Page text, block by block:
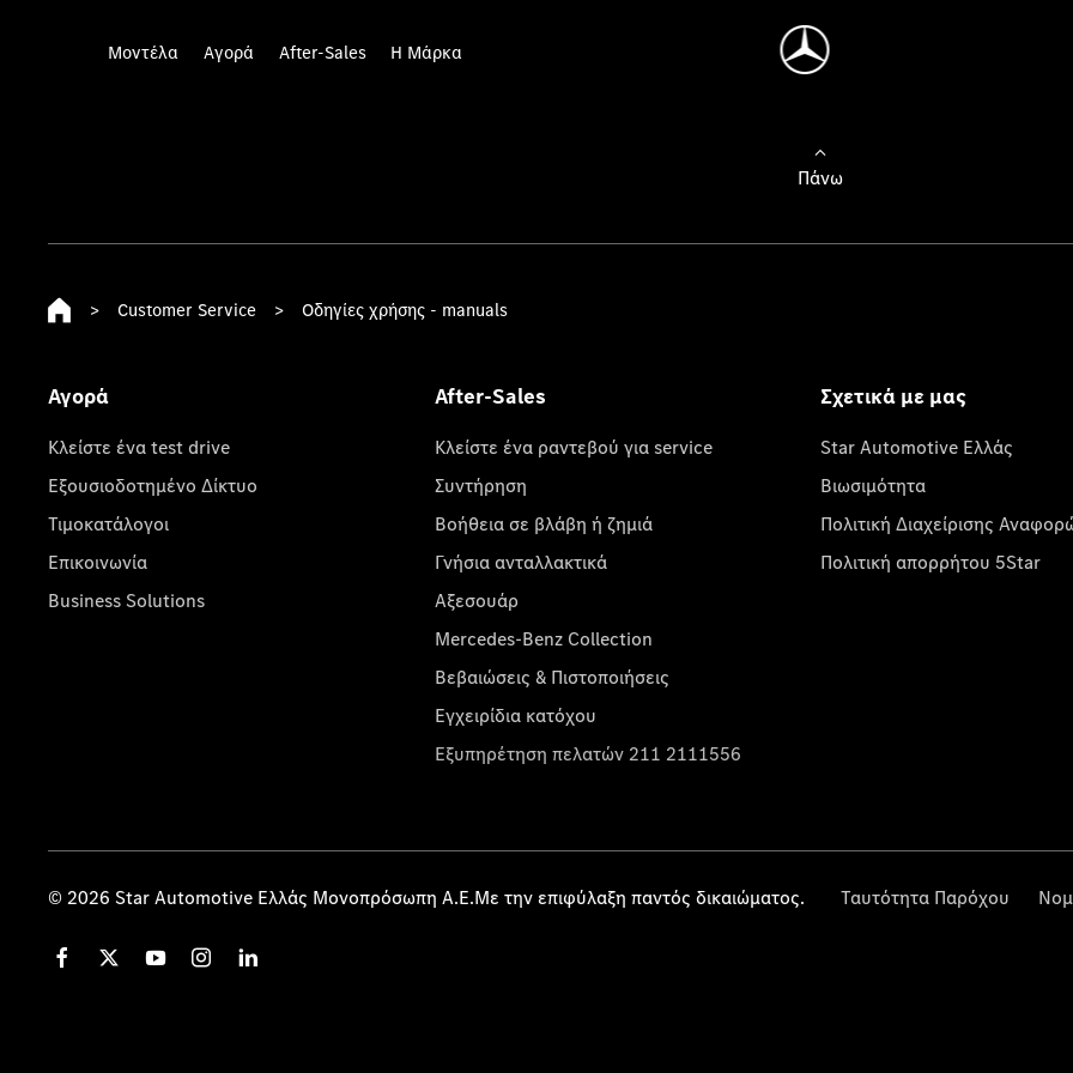
Μοντέλα Αγορά After-Sales Η Μάρκα
Πάνω
> Customer Service > Οδηγίες χρήσης - manuals
Αγορά
Κλείστε ένα test drive
Εξουσιοδοτημένο Δίκτυο
Τιμοκατάλογοι
Επικοινωνία
Business Solutions
After-Sales
Κλείστε ένα ραντεβού για service
Συντήρηση
Βοήθεια σε βλάβη ή ζημιά
Γνήσια ανταλλακτικά
Αξεσουάρ
Mercedes-Benz Collection
Βεβαιώσεις & Πιστοποιήσεις
Εγχειρίδια κατόχου
Εξυπηρέτηση πελατών 211 2111556
Σχετικά με μας
Star Automotive Ελλάς
Βιωσιμότητα
Πολιτική Διαχείρισης
Πολιτική απορρήτου 5Star
© 2026 Star Automotive Ελλάς Μονοπρόσωπη Α.Ε.Με την επιφύλαξη παντός δικαιώματος. Ταυτότητα Παρόχου